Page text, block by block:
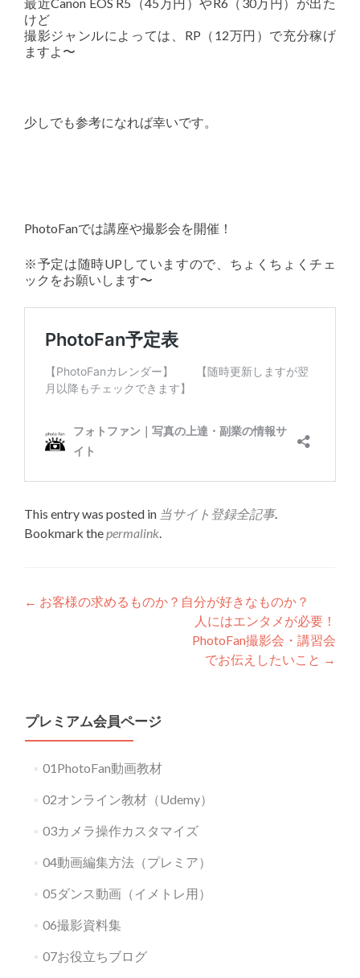
けど
撮影ジャンルによっては、RP（12万円）で充分稼げ
ますよ〜
少しでも参考になれば幸いです。
PhotoFanでは講座や撮影会を開催！
※予定は随時UPしていますので、ちょくちょくチェ
ックをお願いします〜
This entry was posted in 当サイト登録全記事.
Bookmark thepermalink.
Post
← お客様の求めるものか？自分が好きなものか？
人にはエンタメが必要！
PhotoFan撮影会・講習会
でお伝えしたいこと →
プレミアム会員ページ
01PhotoFan動画教材
02オンライン教材（Udemy）
03カメラ操作カスタマイズ
04動画編集方法（プレミア）
05ダンス動画（イメトレ用）
06撮影資料集
07お役立ちブログ